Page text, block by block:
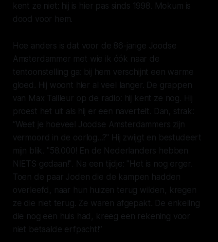
kent ze niet: hij is hier pas sinds 1998. Mokum is
dood voor hem.
Hoe anders is dat voor de 86-jarige Joodse
Amsterdammer met wie ik óók naar de
tentoonstelling ga: bij hem verschijnt een warme
gloed. Hij woont hier al veel langer. De grappen
van Max Tailleur op de radio: hij kent ze nog. Hij
proest het uit als hij er een navertelt. Dan, strak:
“Weet je hoeveel Joodse Amsterdammers zijn
vermoord in de oorlog...?" Hij zwijgt en bestudeert
mijn blik. "58.000! En de Nederlanders hebben
NIETS gedaan!". Na een tijdje: "Het is nog erger.
Toen de paar Joden die de kampen hadden
overleefd, naar hun huizen terug wilden, kregen
ze die niet terug. Ze waren afgepakt. De enkeling
die nog een huis had, kreeg een rekening voor
niet betaalde erfpacht!”